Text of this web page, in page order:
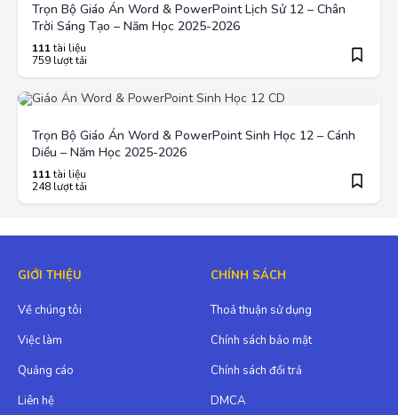
Trọn Bộ Giáo Án Word & PowerPoint Lịch Sử 12 – Chân
Trời Sáng Tạo – Năm Học 2025-2026
111tài liệu
759 lượt tải
Trọn Bộ Giáo Án Word & PowerPoint Sinh Học 12 – Cánh
Diều – Năm Học 2025-2026
111tài liệu
248 lượt tải
GIỚI THIỆU
Về chúng tôi
Việc làm
Quảng cáo
Liên hệ
CHÍNH SÁCH
Thoả thuận sử dụng
Chính sách bảo mật
Chính sách đổi trả
DMCA